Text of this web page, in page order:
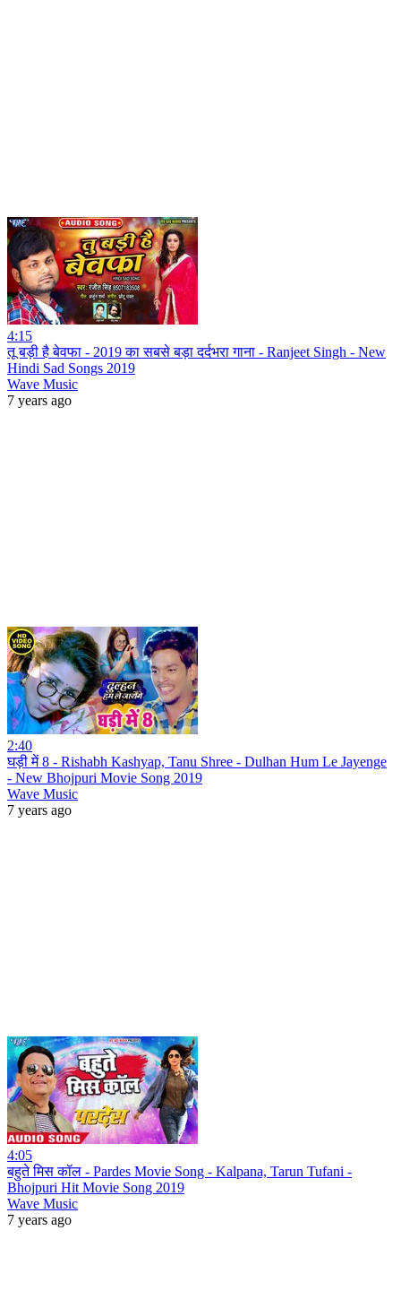
4:15
तू बड़ी है बेवफा - 2019 का सबसे बड़ा दर्दभरा गाना - Ranjeet Singh - New
Hindi Sad Songs 2019
Wave Music
7 years ago
2:40
घड़ी में 8 - Rishabh Kashyap, Tanu Shree - Dulhan Hum Le Jayenge
- New Bhojpuri Movie Song 2019
Wave Music
7 years ago
4:05
बहुते मिस कॉल - Pardes Movie Song - Kalpana, Tarun Tufani -
Bhojpuri Hit Movie Song 2019
Wave Music
7 years ago